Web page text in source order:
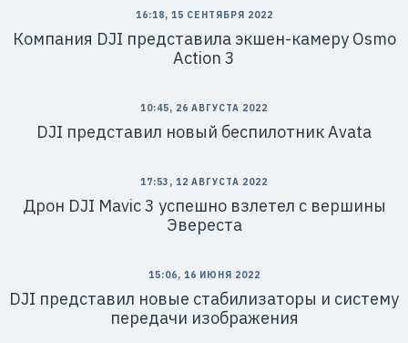
16:18, 15 СЕНТЯБРЯ 2022
Компания DJI представила экшен-камеру Osmo
Action 3
10:45, 26 АВГУСТА 2022
DJI представил новый беспилотник Avata
17:53, 12 АВГУСТА 2022
Дрон DJI Mavic 3 успешно взлетел с вершины
Эвереста
15:06, 16 ИЮНЯ 2022
DJI представил новые стабилизаторы и систему
передачи изображения